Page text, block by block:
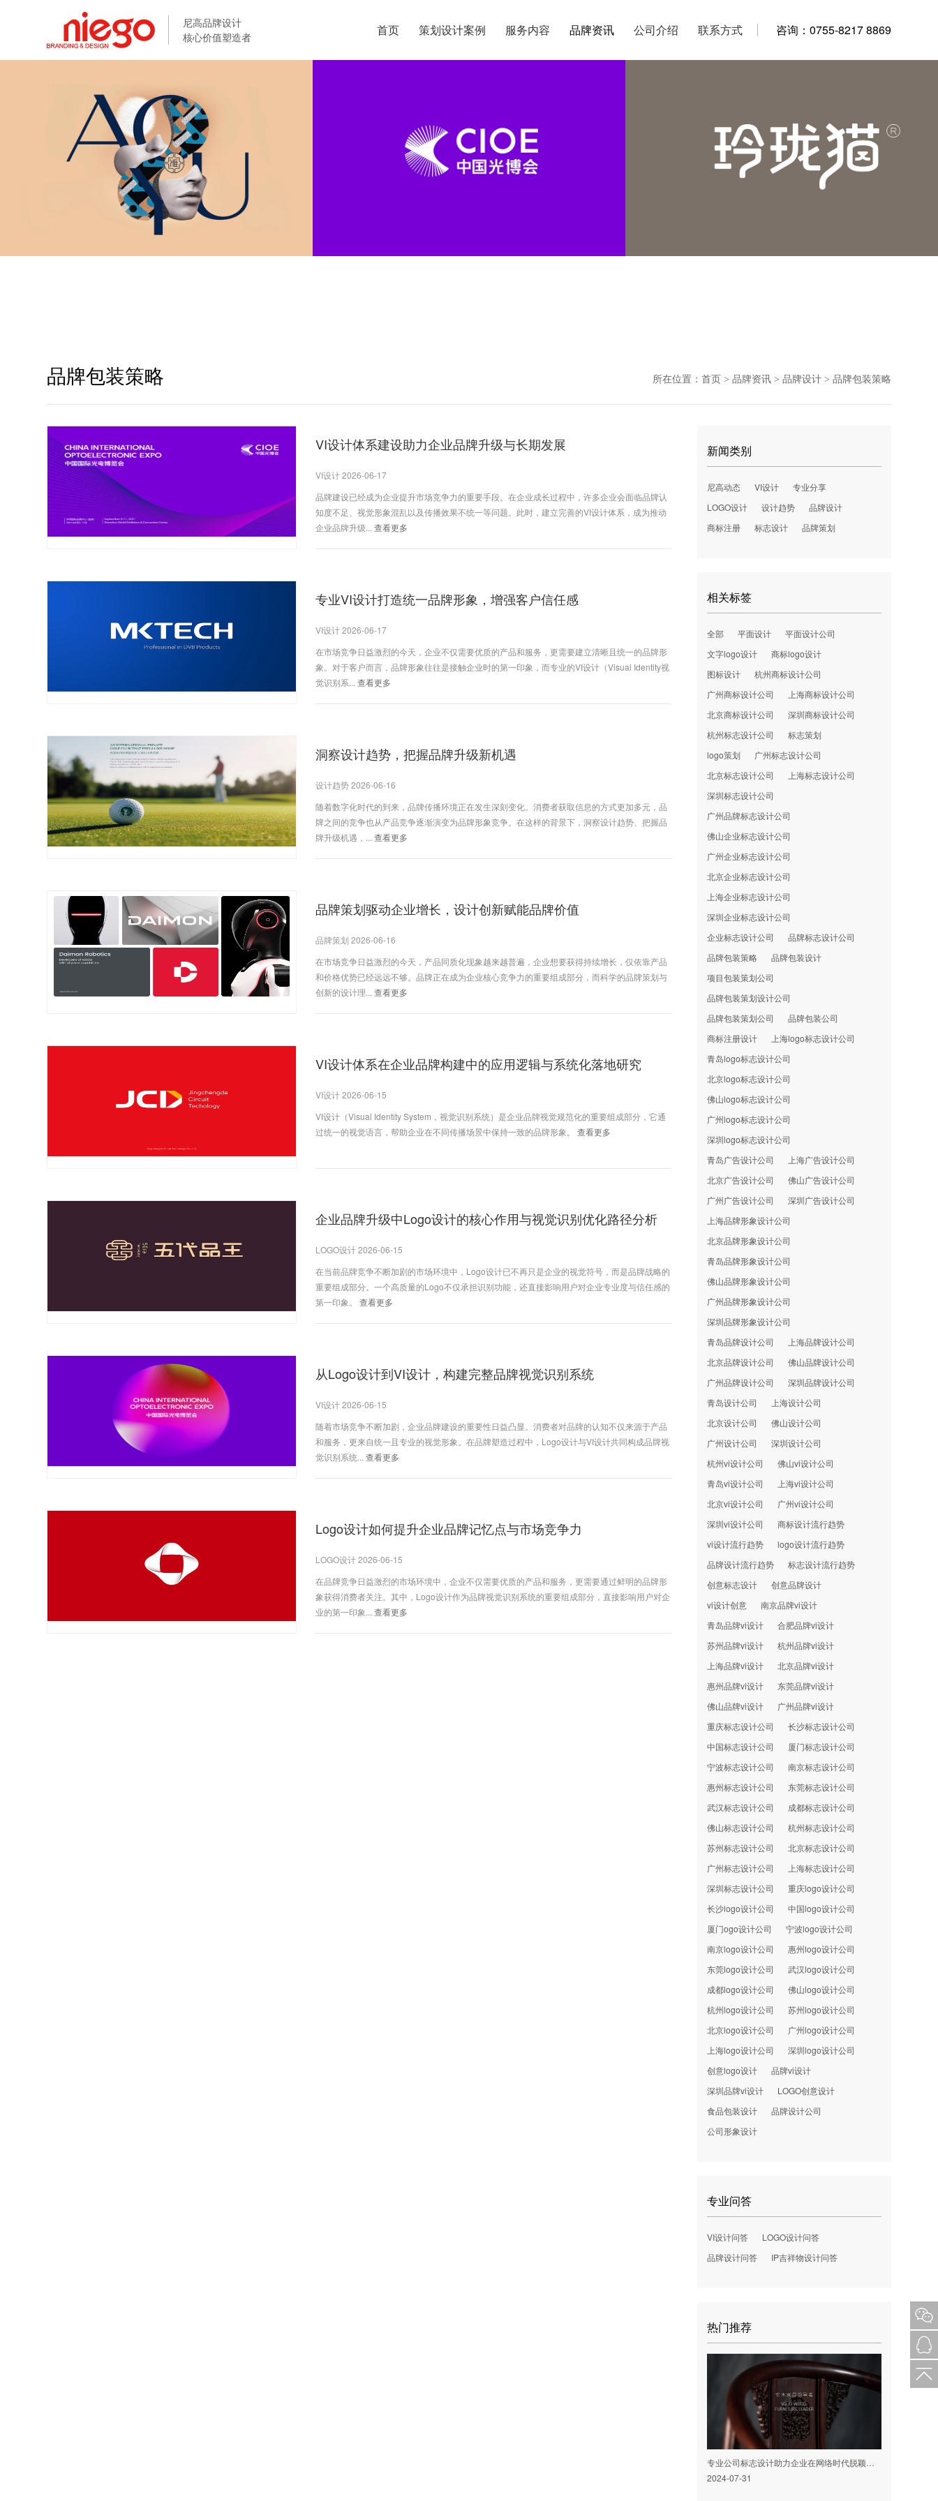
尼高品牌设计
核心价值塑造者
首页 策划设计案例 服务内容 品牌资讯 公司介绍 联系方式 咨询：0755-8217 8869
尼高品牌设计
核心价值塑造者
首页 策划设计案例 服务内容 品牌资讯 公司介绍 联系方式 咨询：0755-8217 8869
品牌包装策略 所在位置： 首页 > 品牌资讯 > 品牌设计 > 品牌包装策略
VI设计体系建设助力企业品牌升级与长期发展
VI设计 2026-06-17
品牌建设已经成为企业提升市场竞争力的重要手段。在企业成长过程中，许多企业会面临品牌认
知度不足、视觉形象混乱以及传播效果不统一等问题。此时，建立完善的VI设计体系，成为推动
企业品牌升级...查看更多
专业VI设计打造统一品牌形象，增强客户信任感
VI设计 2026-06-17
在市场竞争日益激烈的今天，企业不仅需要优质的产品和服务，更需要建立清晰且统一的品牌形
象。对于客户而言，品牌形象往往是接触企业时的第一印象，而专业的VI设计（Visual Identity视
觉识别系...查看更多
洞察设计趋势，把握品牌升级新机遇
设计趋势 2026-06-16
随着数字化时代的到来，品牌传播环境正在发生深刻变化。消费者获取信息的方式更加多元，品
牌之间的竞争也从产品竞争逐渐演变为品牌形象竞争。在这样的背景下，洞察设计趋势、把握品
牌升级机遇，...查看更多
品牌策划驱动企业增长，设计创新赋能品牌价值
品牌策划 2026-06-16
在市场竞争日益激烈的今天，产品同质化现象越来越普遍，企业想要获得持续增长，仅依靠产品
和价格优势已经远远不够。品牌正在成为企业核心竞争力的重要组成部分，而科学的品牌策划与
创新的设计理...查看更多
VI设计体系在企业品牌构建中的应用逻辑与系统化落地研究
VI设计 2026-06-15
VI设计（Visual Identity System，视觉识别系统）是企业品牌视觉规范化的重要组成部分，它通
过统一的视觉语言，帮助企业在不同传播场景中保持一致的品牌形象。查看更多
企业品牌升级中Logo设计的核心作用与视觉识别优化路径分析
LOGO设计 2026-06-15
在当前品牌竞争不断加剧的市场环境中，Logo设计已不再只是企业的视觉符号，而是品牌战略的
重要组成部分。一个高质量的Logo不仅承担识别功能，还直接影响用户对企业专业度与信任感的
第一印象。查看更多
从Logo设计到VI设计，构建完整品牌视觉识别系统
VI设计 2026-06-15
随着市场竞争不断加剧，企业品牌建设的重要性日益凸显。消费者对品牌的认知不仅来源于产品
和服务，更来自统一且专业的视觉形象。在品牌塑造过程中，Logo设计与VI设计共同构成品牌视
觉识别系统...查看更多
Logo设计如何提升企业品牌记忆点与市场竞争力
LOGO设计 2026-06-15
在品牌竞争日益激烈的市场环境中，企业不仅需要优质的产品和服务，更需要通过鲜明的品牌形
象获得消费者关注。其中，Logo设计作为品牌视觉识别系统的重要组成部分，直接影响用户对企
业的第一印象...查看更多
新闻类别
尼高动态 VI设计
专业分享
LOGO设计
设计趋势
品牌设计
商标注册
标志设计 品牌策划
相关标签
全部 平面设计
平面设计公司
文字logo设计
商标logo设计
图标设计
杭州商标设计公司
广州商标设计公司
上海商标设计公司
北京商标设计公司
深圳商标设计公司
杭州标志设计公司
标志策划
logo策划
广州标志设计公司
北京标志设计公司
上海标志设计公司
深圳标志设计公司
广州品牌标志设计公司
佛山企业标志设计公司
广州企业标志设计公司
北京企业标志设计公司
上海企业标志设计公司
深圳企业标志设计公司
企业标志设计公司
品牌标志设计公司
品牌包装策略
品牌包装设计
项目包装策划公司
品牌包装策划设计公司
品牌包装策划公司
品牌包装公司
商标注册设计
上海logo标志设计公司
青岛logo标志设计公司
北京logo标志设计公司
佛山logo标志设计公司
广州logo标志设计公司
深圳logo标志设计公司
青岛广告设计公司
上海广告设计公司
北京广告设计公司
佛山广告设计公司
广州广告设计公司
深圳广告设计公司
上海品牌形象设计公司
北京品牌形象设计公司
青岛品牌形象设计公司
佛山品牌形象设计公司
广州品牌形象设计公司
深圳品牌形象设计公司
青岛品牌设计公司
上海品牌设计公司
北京品牌设计公司
佛山品牌设计公司
广州品牌设计公司
深圳品牌设计公司
青岛设计公司
上海设计公司
北京设计公司
佛山设计公司
广州设计公司
深圳设计公司
杭州vi设计公司
佛山vi设计公司
青岛vi设计公司
上海vi设计公司
北京vi设计公司
广州vi设计公司
深圳vi设计公司
商标设计流行趋势
vi设计流行趋势
logo设计流行趋势
品牌设计流行趋势
标志设计流行趋势
创意标志设计
创意品牌设计
vi设计创意
南京品牌vi设计
青岛品牌vi设计
合肥品牌vi设计
苏州品牌vi设计
杭州品牌vi设计
上海品牌vi设计
北京品牌vi设计
惠州品牌vi设计
东莞品牌vi设计
佛山品牌vi设计
广州品牌vi设计
重庆标志设计公司
长沙标志设计公司
中国标志设计公司
厦门标志设计公司
宁波标志设计公司
南京标志设计公司
惠州标志设计公司
东莞标志设计公司
武汉标志设计公司
成都标志设计公司
佛山标志设计公司
杭州标志设计公司
苏州标志设计公司
北京标志设计公司
广州标志设计公司
上海标志设计公司
深圳标志设计公司
重庆logo设计公司
长沙logo设计公司
中国logo设计公司
厦门ogo设计公司
宁波logo设计公司
南京logo设计公司
惠州logo设计公司
东莞logo设计公司
武汉logo设计公司
成都logo设计公司
佛山logo设计公司
杭州logo设计公司
苏州logo设计公司
北京logo设计公司
广州logo设计公司
上海logo设计公司
深圳logo设计公司
创意logo设计
品牌vi设计
深圳品牌vi设计
LOGO创意设计
食品包装设计
品牌设计公司
公司形象设计
专业问答
VI设计问答
LOGO设计问答
品牌设计问答
IP吉祥物设计问答
热门推荐
专业公司标志设计助力企业在网络时代脱颖而出
2024-07-31